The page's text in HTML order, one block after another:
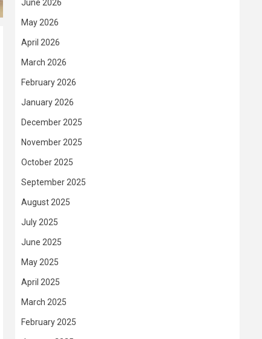
June 2026
May 2026
April 2026
March 2026
February 2026
January 2026
December 2025
November 2025
October 2025
September 2025
August 2025
July 2025
June 2025
May 2025
April 2025
March 2025
February 2025